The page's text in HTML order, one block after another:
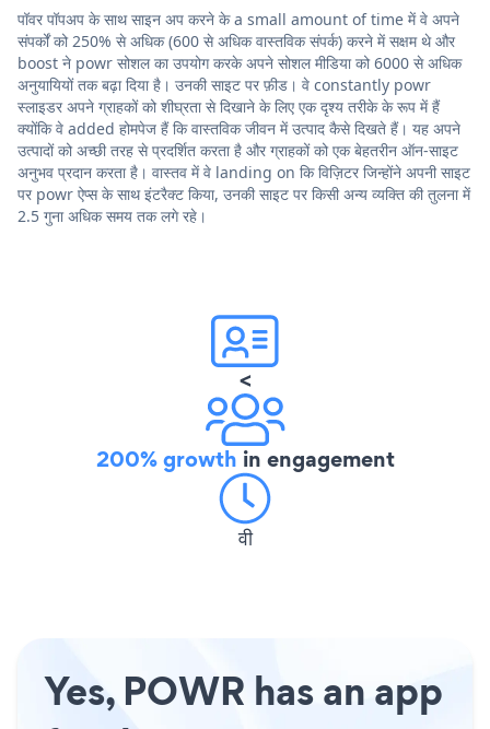
पॉवर पॉपअप के साथ साइन अप करने के a small amount of time में वे अपने
संपर्कों को 250% से अधिक (600 से अधिक वास्तविक संपर्क) करने में सक्षम थे और
boost ने powr सोशल का उपयोग करके अपने सोशल मीडिया को 6000 से अधिक
अनुयायियों तक बढ़ा दिया है। उनकी साइट पर फ़ीड। वे constantly powr
स्लाइडर अपने ग्राहकों को शीघ्रता से दिखाने के लिए एक दृश्य तरीके के रूप में हैं
क्योंकि वे added होमपेज हैं कि वास्तविक जीवन में उत्पाद कैसे दिखते हैं। यह अपने
उत्पादों को अच्छी तरह से प्रदर्शित करता है और ग्राहकों को एक बेहतरीन ऑन-साइट
अनुभव प्रदान करता है। वास्तव में वे landing on कि विज़िटर जिन्होंने अपनी साइट
पर powr ऐप्स के साथ इंटरैक्ट किया, उनकी साइट पर किसी अन्य व्यक्ति की तुलना में
2.5 गुना अधिक समय तक लगे रहे।
<
200% growth in engagement
वी
Yes, POWR has an app